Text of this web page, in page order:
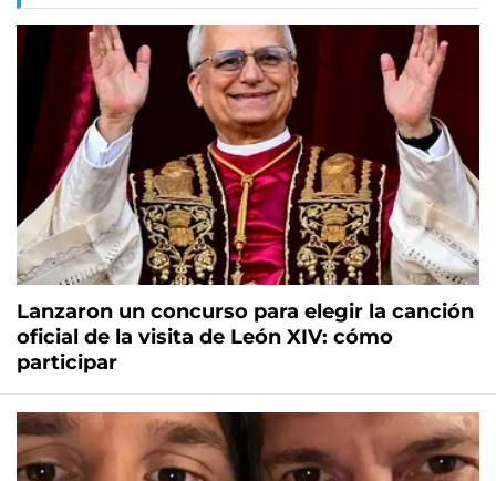
Lanzaron un concurso para elegir la canción
oficial de la visita de León XIV: cómo
participar